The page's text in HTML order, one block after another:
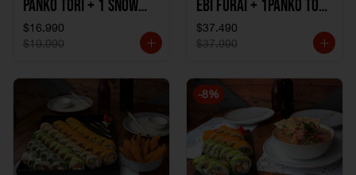
Panko Tori + 1 Snow
Ebi Cheese + 1
California Sake Cheese
$16.990
$19.990
Ebi Furai + 1Panko Tori
+ 1Snow Kani +
1California Sake +
1Katzu de Camaron
$37.490
$37.990
-8%